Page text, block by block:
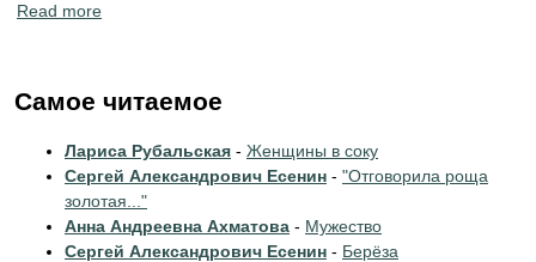
Read more
Самое читаемое
Лариса Рубальская - Женщины в соку
Сергей Александрович Есенин - "Отговорила роща
золотая..."
Анна Андреевна Ахматова - Мужество
Сергей Александрович Есенин - Берёза